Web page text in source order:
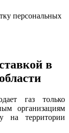
персональных
в
газ только
организациям
на территории